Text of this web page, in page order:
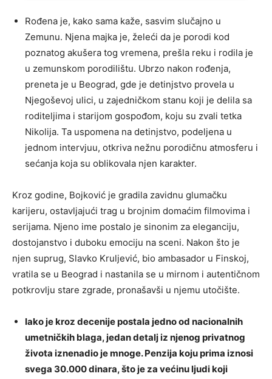
Rođena je, kako sama kaže, sasvim slučajno u
Zemunu. Njena majka je, želeći da je porodi kod
poznatog akušera tog vremena, prešla reku i rodila je
u zemunskom porodilištu. Ubrzo nakon rođenja,
preneta je u Beograd, gde je detinjstvo provela u
Njegoševoj ulici, u zajedničkom stanu koji je delila sa
roditeljima i starijom gospođom, koju su zvali tetka
Nikolija. Ta uspomena na detinjstvo, podeljena u
jednom intervjuu, otkriva nežnu porodičnu atmosferu i
sećanja koja su oblikovala njen karakter.
Kroz godine, Bojković je gradila zavidnu glumačku
karijeru, ostavljajući trag u brojnim domaćim filmovima i
serijama. Njeno ime postalo je sinonim za eleganciju,
dostojanstvo i duboku emociju na sceni. Nakon što je
njen suprug, Slavko Kruljević, bio ambasador u Finskoj,
vratila se u Beograd i nastanila se u mirnom i autentičnom
potkrovlju stare zgrade, pronašavši u njemu utočište.
Iako je kroz decenije postala jedno od nacionalnih
umetničkih blaga, jedan detalj iz njenog privatnog
života iznenadio je mnoge. Penzija koju prima iznosi
svega 30.000 dinara, što je za većinu ljudi koji